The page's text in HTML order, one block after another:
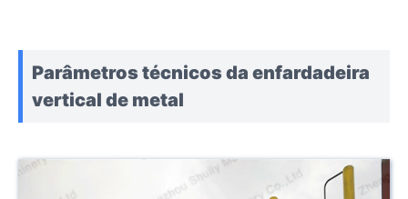
Parâmetros técnicos da enfardadeira
vertical de metal